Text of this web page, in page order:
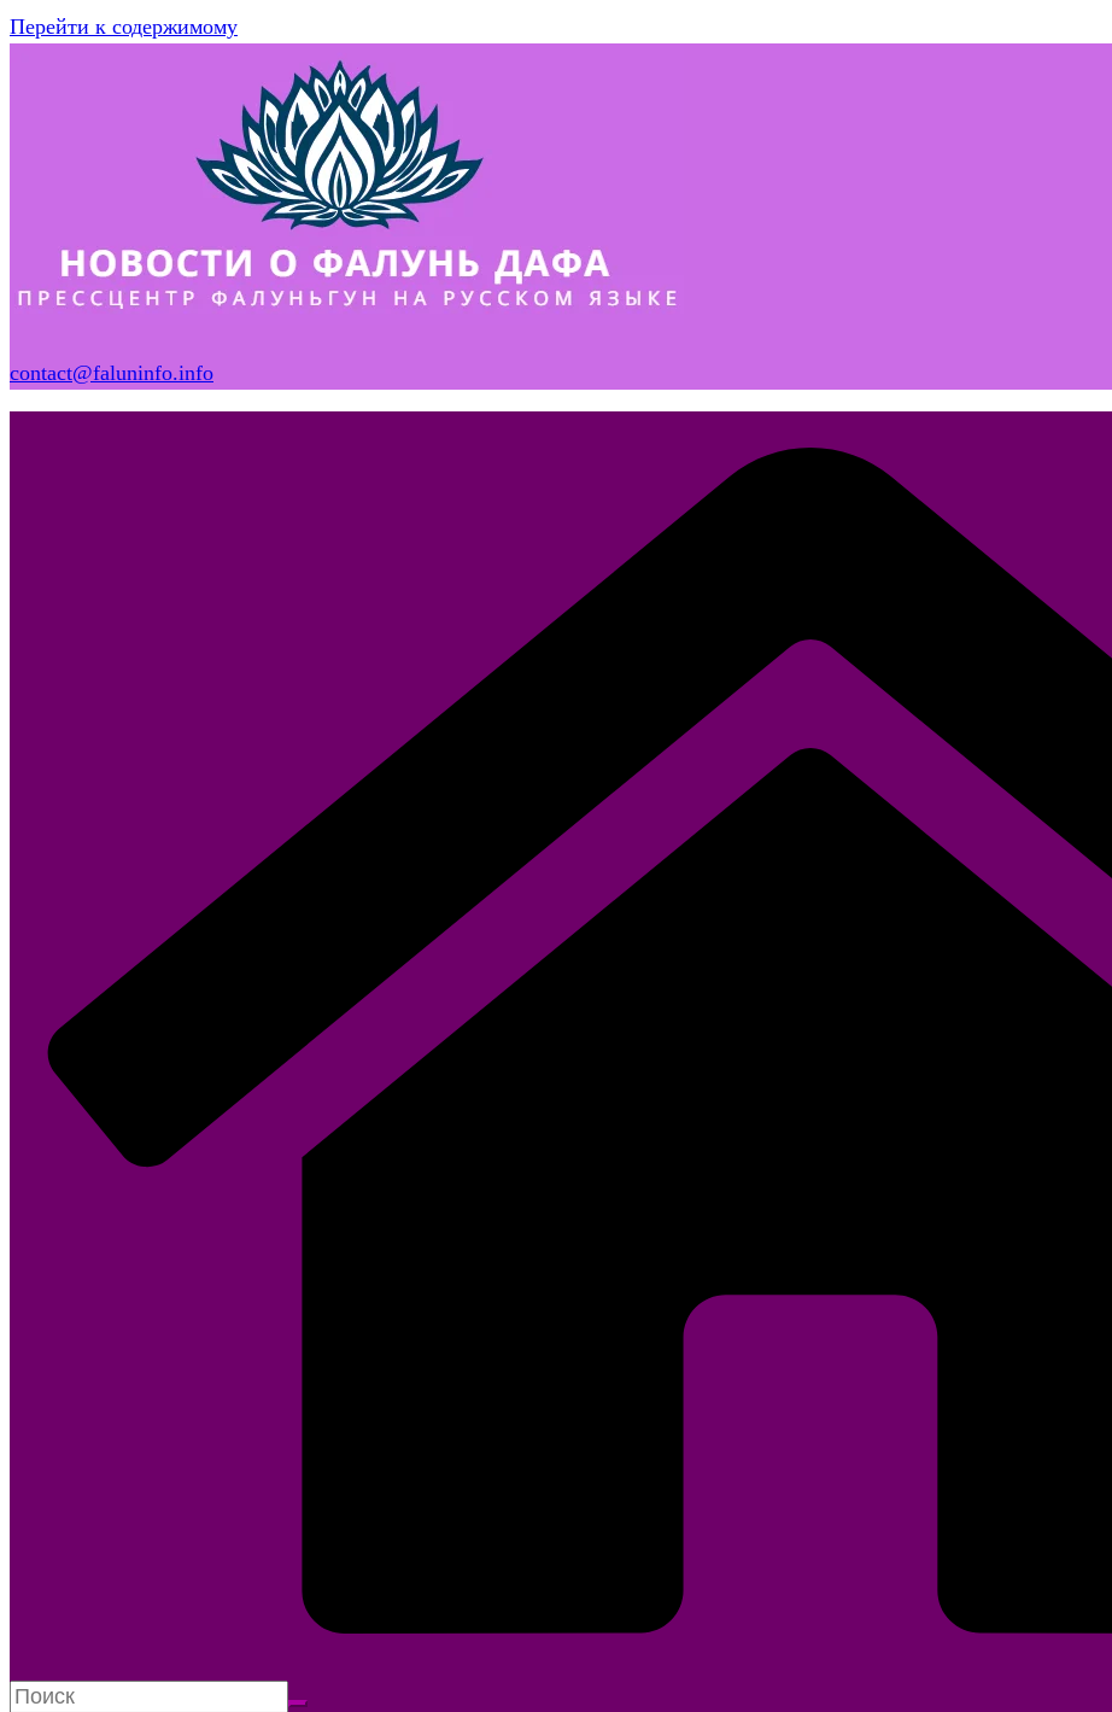
Перейти к содержимому
contact@faluninfo.info